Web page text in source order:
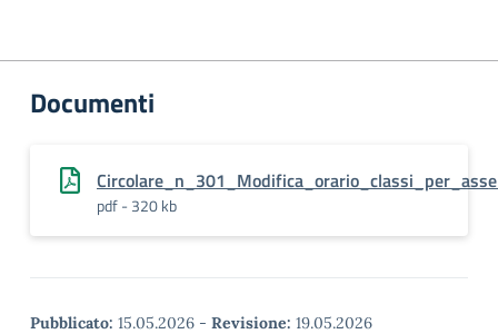
Documenti
pdf - 320 kb
Pubblicato: 15.05.2026 - Revisione: 19.05.2026